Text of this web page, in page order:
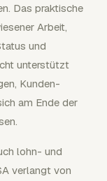
Das praktische
Arbeit,
und
unterstützt
Kunden-
am Ende der
lohn- und
verlangt von